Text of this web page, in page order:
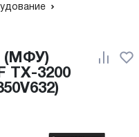
TX-3200